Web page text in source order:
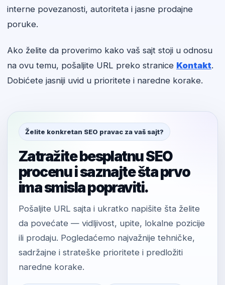
interne povezanosti, autoriteta i jasne prodajne
poruke.
Ako želite da proverimo kako vaš sajt stoji u odnosu
na ovu temu, pošaljite URL preko stranice Kontakt.
Dobićete jasniji uvid u prioritete i naredne korake.
Želite konkretan SEO pravac za vaš sajt?
Zatražite besplatnu SEO
procenu i saznajte šta prvo
ima smisla popraviti.
Pošaljite URL sajta i ukratko napišite šta želite
da povećate — vidljivost, upite, lokalne pozicije
ili prodaju. Pogledaćemo najvažnije tehničke,
sadržajne i strateške prioritete i predložiti
naredne korake.